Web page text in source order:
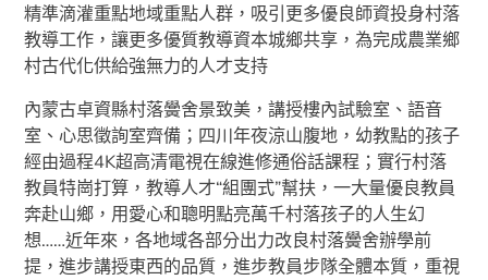
精準滴灌重點地域重點人群，吸引更多優良師資投身村落
教導工作，讓更多優質教導資本城鄉共享，為完成農業鄉
村古代化供給強無力的人才支持
內蒙古卓資縣村落黌舍景致美，講授樓內試驗室、語音
室、心思徵詢室齊備；四川年夜涼山腹地，幼教點的孩子
經由過程4K超高清電視在線進修通俗話課程；實行村落
教員特崗打算，教導人才“組團式”幫扶，一大量優良教員
奔赴山鄉，用愛心和聰明點亮萬千村落孩子的人生幻
想……近年來，各地域各部分出力改良村落黌舍辦學前
提，進步講授東西的品質，進步教員步隊全體本質，重視